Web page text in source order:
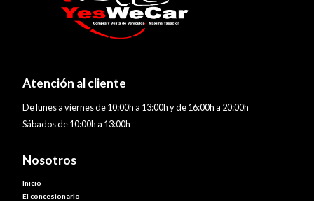
Atención al cliente
De lunes a viernes de 10:00h a 13:00h y de 16:00h a 20:00h
Sábados de 10:00h a 13:00h
Nosotros
Inicio
El concesionario